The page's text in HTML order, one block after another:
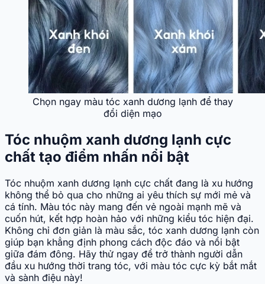
Chọn ngay màu tóc xanh dương lạnh để thay
đổi diện mạo
Tóc nhuộm xanh dương lạnh cực
chất tạo điểm nhấn nổi bật
Tóc nhuộm xanh dương lạnh cực chất đang là xu hướng
không thể bỏ qua cho những ai yêu thích sự mới mẻ và
cá tính. Màu tóc này mang đến vẻ ngoài mạnh mẽ và
cuốn hút, kết hợp hoàn hảo với những kiểu tóc hiện đại.
Không chỉ đơn giản là màu sắc, tóc xanh dương lạnh còn
giúp bạn khẳng định phong cách độc đáo và nổi bật
giữa đám đông. Hãy thử ngay để trở thành người dẫn
đầu xu hướng thời trang tóc, với màu tóc cực kỳ bắt mắt
và sành điệu này!